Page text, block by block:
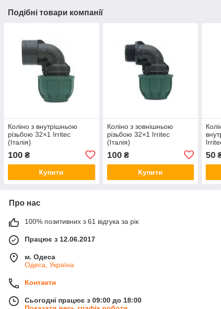
Подібні товари компанії
Коліно з внутрішньою
різьбою 32×1 Irritec
(Італія)
100 ₴
Купити
Коліно з зовнішньою
різьбою 32×1 Irritec
(Італія)
100₴
Купити
50
Про нас
100% позитивних з 61 відгука за рік
Працює з 12.06.2017
м. Одеса
Одеса, Україна
Контакти
Сьогодні працює з 09:00 до 18:00